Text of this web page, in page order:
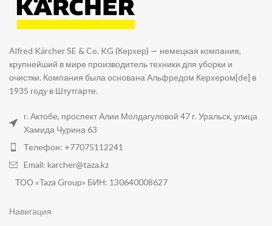
Alfred Kärcher SE & Co. KG (Керхер) — немецкая компания,
крупнейший в мире производитель техники для уборки и
очистки. Компания была основана Альфредом Керхером[de] в
1935 году в Штутгарте.
г. Актобе, проспект Алии Молдагуловой 47 г. Уральск, улица
Хамида Чурина 63
Телефон: +77075112241
Email: karcher@taza.kz
ТОО «Taza Group» БИН: 130640008627
Навигация